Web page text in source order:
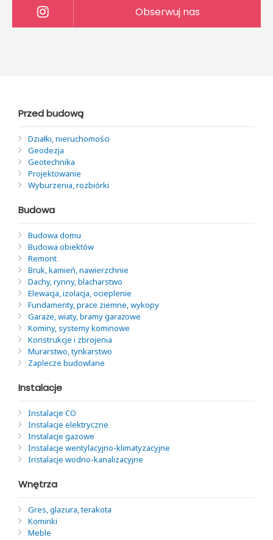
Obserwuj nas
Przed budową
Działki, nieruchomości
Geodezja
Geotechnika
Projektowanie
Wyburzenia, rozbiórki
Budowa
Budowa domu
Budowa obiektów
Remont
Bruk, kamień, nawierzchnie
Dachy, rynny, blacharstwo
Elewacja, izolacja, ocieplenie
Fundamenty, prace ziemne, wykopy
Garaże, wiaty, bramy garażowe
Kominy, systemy kominowe
Konstrukcje i zbrojenia
Murarstwo, tynkarstwo
Zaplecze budowlane
Instalacje
Instalacje CO
Instalacje elektryczne
Instalacje gazowe
Instalacje wentylacyjno-klimatyzacyjne
Instalacje wodno-kanalizacyjne
Wnętrza
Gres, glazura, terakota
Kominki
Meble